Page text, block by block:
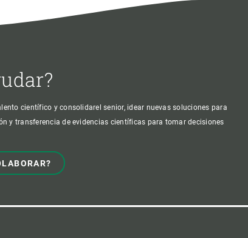
científico y consolidarel senior, idear nuevas soluciones para
y transferencia de evidencias científicas para tomar decisiones